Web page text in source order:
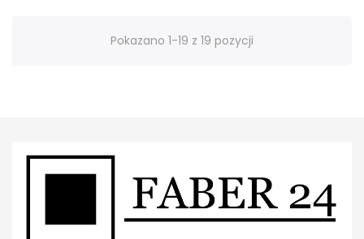
Pokazano 1-19 z 19 pozycji